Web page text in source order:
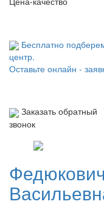
Бесплатно
центр.
Оставьте онлайн -
Заказать обратный
звонок
Федюкович